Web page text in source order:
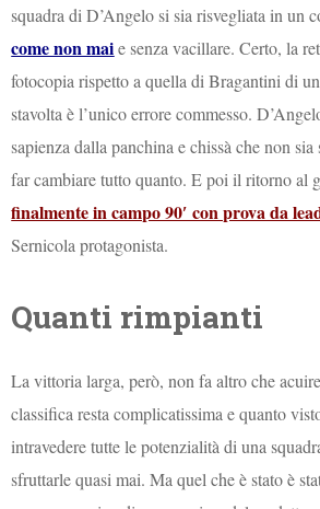
squadra di D’Angelo si sia risvegliata in un
come non maie senza vacillare. Certo, la
fotocopia rispetto a quella di Bragantini di
stavolta è l’unico errore commesso.
sapienza dalla panchina e chissà che non
far cambiare tutto quanto. E poi il ritorno al
finalmente in campo 90′ con prova da
Sernicola protagonista.
Quanti rimpianti
La vittoria larga, però, non fa altro che
classifica resta complicatissima e quanto
intravedere tutte le potenzialità di una
sfruttarle quasi mai. Ma quel che è stato è